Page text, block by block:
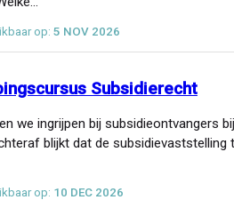
op: 5 NOV 2026
Subsidierecht
we ingrijpen bij subsidieontvangers
blijkt dat de subsidievaststelling
op: 10 DEC 2026